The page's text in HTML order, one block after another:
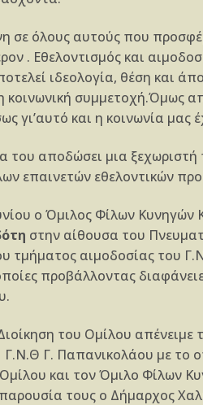
σε όλους αυτούς που
. Εθελοντισμός και
ιδεολογία, θέση και
κοινωνική συμμετοχή.Όμως
γι’αυτό και η κοινωνία
του αποδώσει μια ξεχωριστή
επαινετών εθελοντικών
ο Όμιλος Φίλων
στην αίθουσα του
τμήματος αιμοδοσίας του
προβάλλοντας
του Ομίλου απένειμε
Γ. Παπανικολάου με το
και τον Όμιλο Φίλων
τους ο Δήμαρχος